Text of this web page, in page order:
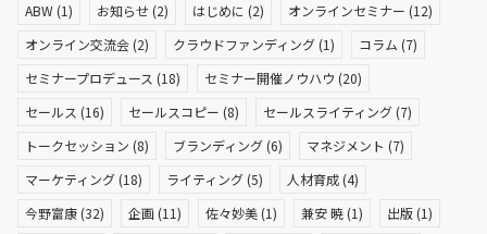
ABW (1) お知らせ (2) はじめに (2) オンラインセミナー (12)
オンライン交流会 (2) クラウドファンディング (1) コラム (7)
セミナープロデュース (18) セミナー開催ノウハウ (20)
セールス (16) セールスコピー (8) セールスライティング (7)
トークセッション (8) ブランディング (6) マネジメント (7)
マーケティング (18) ライティング (5) 人材育成 (4)
今野富康 (32) 企画 (11) 佐々妙美 (1) 兼安 暁 (1) 出版 (1)